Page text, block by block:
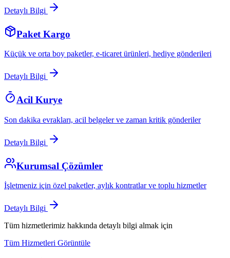
Detaylı Bilgi
Paket Kargo
Küçük ve orta boy paketler, e-ticaret ürünleri, hediye gönderileri
Detaylı Bilgi
Acil Kurye
Son dakika evrakları, acil belgeler ve zaman kritik gönderiler
Detaylı Bilgi
Kurumsal Çözümler
İşletmeniz için özel paketler, aylık kontratlar ve toplu hizmetler
Detaylı Bilgi
Tüm hizmetlerimiz hakkında detaylı bilgi almak için
Tüm Hizmetleri Görüntüle